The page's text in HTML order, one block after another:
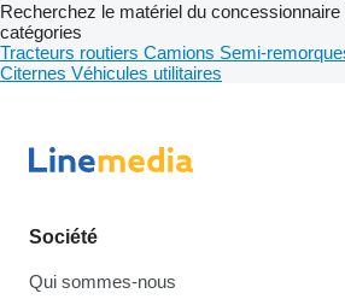
Recherchez le matériel du
catégories
Tracteurs routiers Camions Semi-
Citernes Véhicules utilitaires
Société
Qui sommes-nous